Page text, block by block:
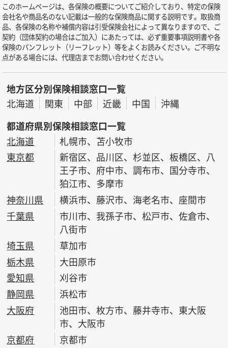
このホームページは、各保険の概要についてご紹介しており、特定の保険
会社名や商品名のない記載は一般的な保険商品に関する説明です。取扱商
品、各保険の名称や補償内容は引受保険会社によって異なりますので、ご
契約（団体契約の場合はご加入）にあたっては、必ず重要事項説明書や各
保険のパンフレット（リーフレット）等をよくお読みください。ご不明な
点がある場合には、代理店までお問い合わせください。
地方区分別保険相談窓口一覧
北海道
関東 中部 近畿 中国
沖縄
都道府県別保険相談窓口一覧
北海道
札幌市、苫小牧市
東京都
新宿区、品川区、杉並区、板橋区、八
王子市、府中市、調布市、国分寺市、
狛江市、多摩市
神奈川県
横浜市、藤沢市、海老名市、座間市
千葉県
市川市、我孫子市、松戸市、佐倉市、
八街市
埼玉県
草加市
栃木県
大田原市
愛知県
刈谷市
静岡県
浜松市
大阪府
池田市、枚方市、藤井寺市、東大阪
市、大阪市
京都府
京都市